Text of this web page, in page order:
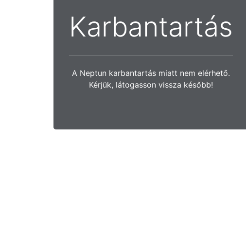
Karbantartás
A Neptun karbantartás miatt nem elérhető.
Kérjük, látogasson vissza később!